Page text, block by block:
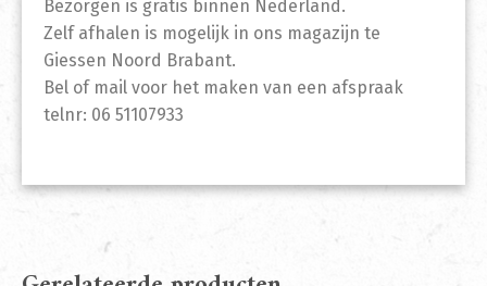
Bezorgen is gratis binnen Nederland.
Zelf afhalen is mogelijk in ons magazijn te
Giessen Noord Brabant.
Bel of mail voor het maken van een afspraak
telnr: 06 51107933